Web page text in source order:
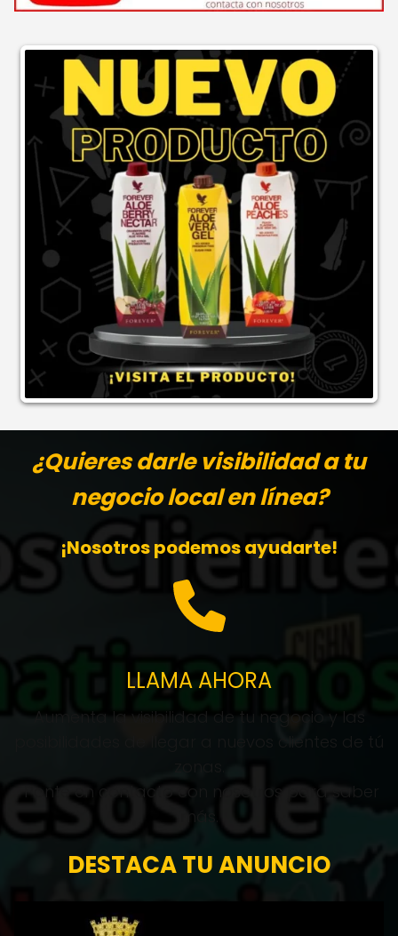
¿Quieres darle visibilidad a tu
negocio local en línea?
¡Nosotros podemos ayudarte!
LLAMA AHORA
posibilidades de llegar a nuevos clientes de tú
zonas.
Ponte en contacto con nosotros para saber
más.
DESTACA TU ANUNCIO